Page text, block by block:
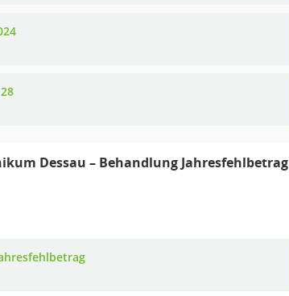
Dessau – Behandlung Jahresfehlbetrag